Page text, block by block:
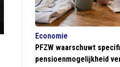
Economie
PFZW waarschuwt
pensioenmogelijkheid